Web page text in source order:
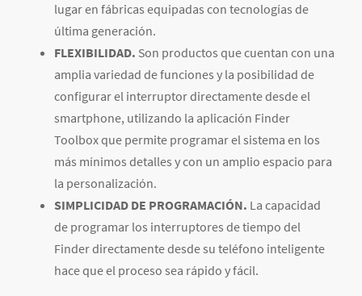
lugar en fábricas equipadas con tecnologías de
última generación.
FLEXIBILIDAD. Son productos que cuentan con una
amplia variedad de funciones y la posibilidad de
configurar el interruptor directamente desde el
smartphone, utilizando la aplicación Finder
Toolbox que permite programar el sistema en los
más mínimos detalles y con un amplio espacio para
la personalización.
SIMPLICIDAD DE PROGRAMACIÓN. La capacidad
de programar los interruptores de tiempo del
Finder directamente desde su teléfono inteligente
hace que el proceso sea rápido y fácil.